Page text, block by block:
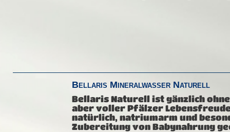
Bellaris Mineralwasser Naturell
Bellaris Naturell ist gänzlich
aber voller Pfälzer
natürlich, natriumarm und
Zubereitung von Babynahrung